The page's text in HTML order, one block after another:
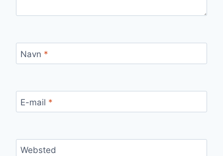
Navn *
E-mail *
Websted